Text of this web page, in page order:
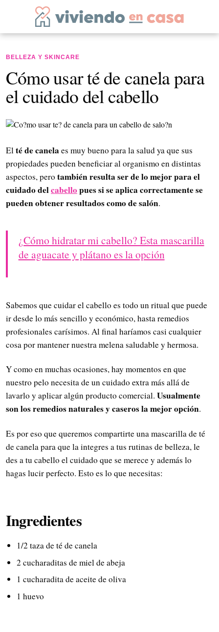
BELLEZA Y SKINCARE
Cómo usar té de canela para
el cuidado del cabello
Elté de canela es muy bueno para la salud ya que sus
propiedades pueden beneficiar al organismo en distintas
aspectos, pero también resulta ser de lo mejor para el
cuidado delcabellopues si se aplica correctamente se
pueden obtener resultados como de salón.
¿Cómo hidratar mi cabello? Esta mascarilla
de aguacate y plátano es la opción
Sabemos que cuidar el cabello es todo un ritual que puede
ir desde lo más sencillo y económico, hasta remedios
profesionales carísimos. Al final haríamos casi cualquier
cosa por mantener nuestra melena saludable y hermosa.
Y como en muchas ocasiones, hay momentos en que
nuestro pelo necesita de un cuidado extra más allá de
lavarlo y aplicar algún producto comercial. Usualmente
son los remedios naturales y caseros la mejor opción.
Es por eso que queremos compartirte una mascarilla de té
de canela para que la integres a tus rutinas de belleza, le
des a tu cabello el cuidado que se merece y además lo
hagas lucir perfecto. Esto es lo que necesitas:
Ingredientes
1/2 taza de té de canela
2 cucharaditas de miel de abeja
1 cucharadita de aceite de oliva
1 huevo